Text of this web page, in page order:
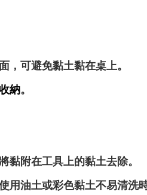
，可避免黏土黏在桌上。
納。
黏附在工具上的黏土去除。
用油土或彩色黏土不易清洗